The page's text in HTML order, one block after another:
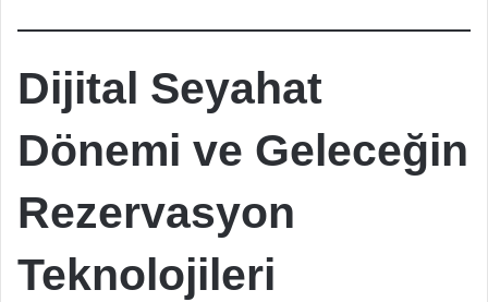
Dijital Seyahat
Dönemi ve Geleceğin
Rezervasyon
Teknolojileri